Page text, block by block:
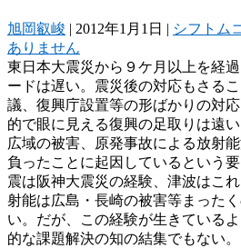
旭岡叡峻 | 2012年1月1日 | シフトム
ありません
東日本大震災から９ケ月以上を経
ードは遅い。震災後の対応もさる
議、復興庁設置等の形ばかりの対
的で眼に見える復興の足取りは遠
広域の被害、原発事故による放射
負ったことに起因しているという
震は阪神大震災の経験、津波はこ
射能は広島・長崎の被害等まった
い。だが、この経験が生きている
的な課題解決の知の結集でもない